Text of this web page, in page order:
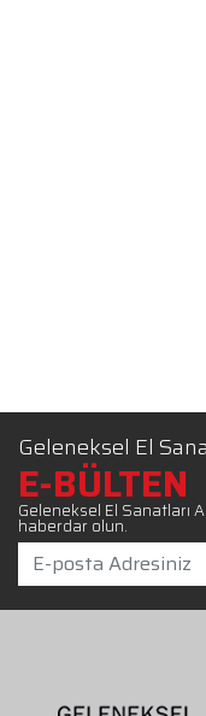
Geleneksel El
E-BÜLTEN
Geleneksel El Sanatları
haberdar olun.